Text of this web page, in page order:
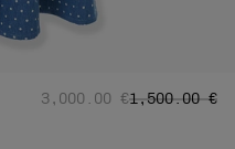
Regulärer Preis:
‌3,000.00 €‌1,500.00 €